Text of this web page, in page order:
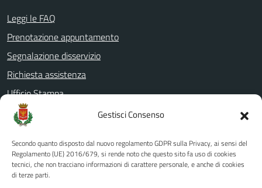
Gestisci Consenso
Secondo quanto disposto dal nuovo regolamento GDPR sulla Privacy, ai sensi del
Regolamento (UE) 2016/679, si rende noto che questo sito fa uso di cookies
tecnici, che non tracciano informazioni di carattere personale, e anche di cookies
di terze parti.
Leggi le FAQ
Prenotazione appuntamento
Segnalazione disservizio
Richiesta assistenza
Ufficio Stampa
Amministrazione Trasparente
Albo pretorio
Informativa privacy
Note legali